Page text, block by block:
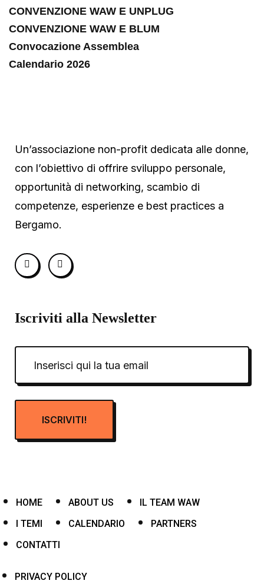
CONVENZIONE WAW E UNPLUG
CONVENZIONE WAW E BLUM
Convocazione Assemblea
Calendario 2026
Un’associazione non-profit dedicata alle donne,
con l’obiettivo di offrire sviluppo personale,
opportunità di networking, scambio di
competenze, esperienze e best practices a
Bergamo.
Iscriviti alla Newsletter
HOME ABOUT US
IL TEAM WAW
I TEMI
CALENDARIO
PARTNERS
CONTATTI
PRIVACY POLICY